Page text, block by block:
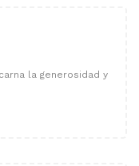
la generosidad y